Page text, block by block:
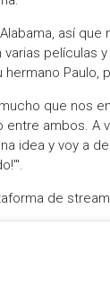
así
películas
que nos
ambos. A
idea y voy a
de